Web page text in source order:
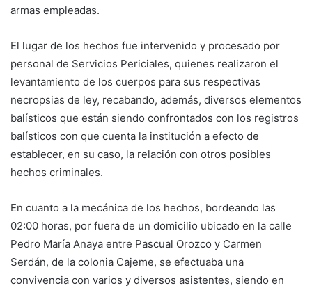
armas empleadas.
El lugar de los hechos fue intervenido y procesado por
personal de Servicios Periciales, quienes realizaron el
levantamiento de los cuerpos para sus respectivas
necropsias de ley, recabando, además, diversos elementos
balísticos que están siendo confrontados con los registros
balísticos con que cuenta la institución a efecto de
establecer, en su caso, la relación con otros posibles
hechos criminales.
En cuanto a la mecánica de los hechos, bordeando las
02:00 horas, por fuera de un domicilio ubicado en la calle
Pedro María Anaya entre Pascual Orozco y Carmen
Serdán, de la colonia Cajeme, se efectuaba una
convivencia con varios y diversos asistentes, siendo en